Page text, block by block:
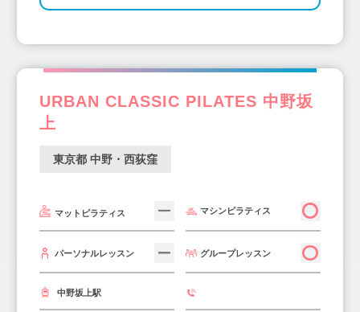
URBAN CLASSIC PILATES 中野坂
上
東京都 中野・西荻窪
マットピラティス マシンピラティス
パーソナルレッスン グループレッスン
中野坂上駅